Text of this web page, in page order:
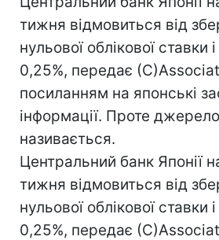
тижня відмовиться від
нульової облікової ставки
0,25%, передає
посиланням на японські
інформації. Проте
називається.
Центральний банк Японії
тижня відмовиться від
нульової облікової ставки
0,25%, передає